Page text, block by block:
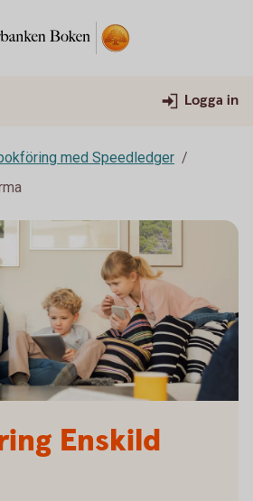
Logga in
med Speedledger
Enskild